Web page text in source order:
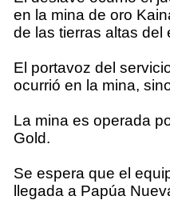
en la mina de oro
de las tierras altas del
El portavoz del
ocurrió en la mina,
La mina es operada
Gold.
Se espera que el
llegada a Papúa